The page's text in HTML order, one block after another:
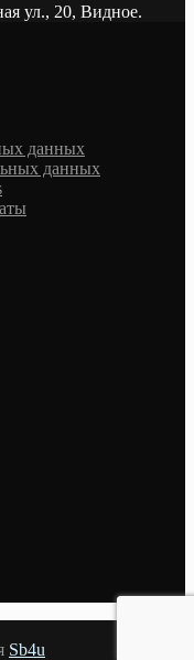
ул., 20, Видное.
данных
данных
Sb4u